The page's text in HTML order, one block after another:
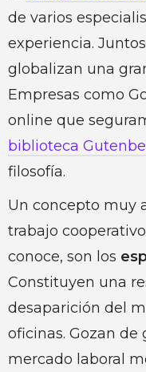
de varios
experiencia.
globalizan una
Empresas como
online que
biblioteca
filosofía.
Un concepto muy
trabajo
conoce, son los
Constituyen una
desaparición del
oficinas. Gozan de
mercado laboral